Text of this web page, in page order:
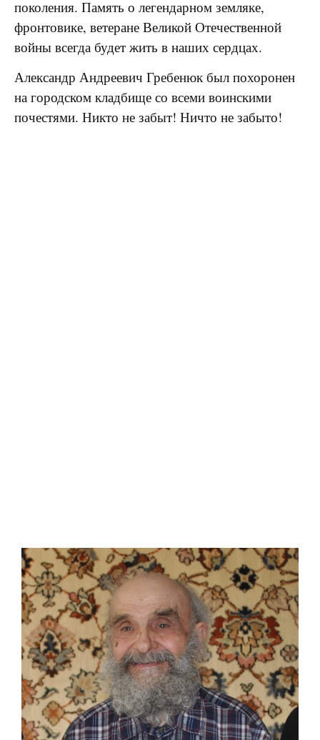
поколения. Память о легендарном земляке,
фронтовике, ветеране Великой Отечественной
войны всегда будет жить в наших сердцах.
Александр Андреевич Гребенюк был похоронен
на городском кладбище со всеми воинскими
почестями. Никто не забыт! Ничто не забыто!